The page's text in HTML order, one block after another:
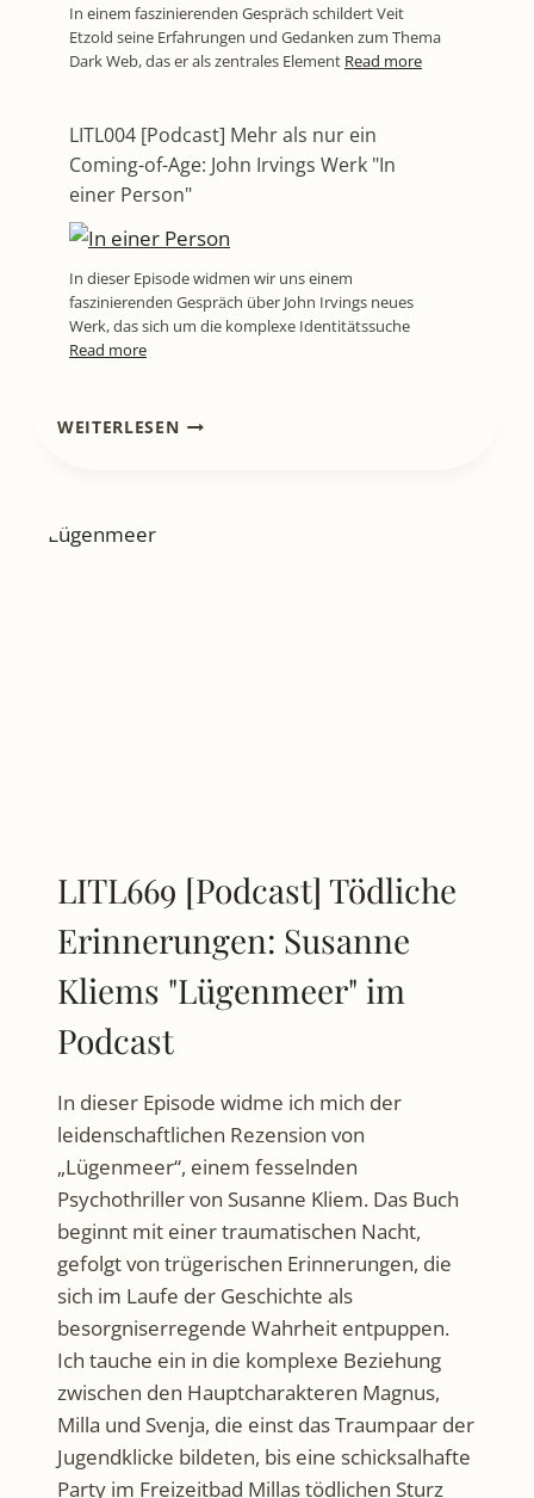
In einem faszinierenden Gespräch schildert Veit
Etzold seine Erfahrungen und Gedanken zum Thema
Dark Web, das er als zentrales Element Read more
LITL004 [Podcast] Mehr als nur ein
Coming-of-Age: John Irvings Werk "In
einer Person"
In dieser Episode widmen wir uns einem
faszinierenden Gespräch über John Irvings neues
Werk, das sich um die komplexe Identitätssuche
Read more
WEITERLESENLITL748
LITL669 [Podcast] Tödliche
Erinnerungen: Susanne
Kliems "Lügenmeer" im
Podcast
In dieser Episode widme ich mich der
leidenschaftlichen Rezension von
„Lügenmeer“, einem fesselnden
Psychothriller von Susanne Kliem. Das Buch
beginnt mit einer traumatischen Nacht,
gefolgt von trügerischen Erinnerungen, die
sich im Laufe der Geschichte als
besorgniserregende Wahrheit entpuppen.
Ich tauche ein in die komplexe Beziehung
zwischen den Hauptcharakteren Magnus,
Milla und Svenja, die einst das Traumpaar der
Jugendklicke bildeten, bis eine schicksalhafte
Party im Freizeitbad Millas tödlichen Sturz